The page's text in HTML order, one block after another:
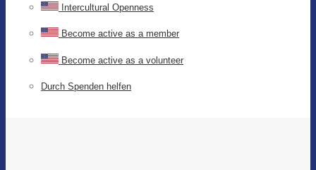
Intercultural Openness
Become active as a member
Become active as a volunteer
Durch Spenden helfen